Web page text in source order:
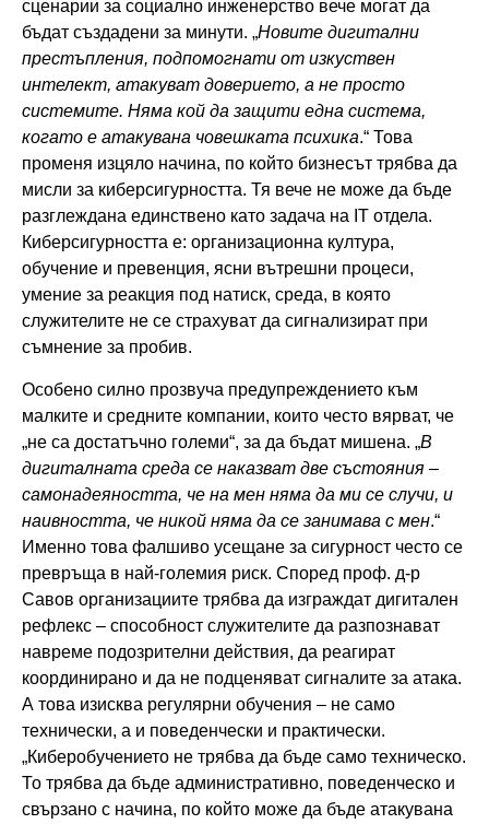
сценарии за социално инженерство вече могат да
бъдат създадени за минути. „Новите дигитални
престъпления, подпомогнати от изкуствен
интелект, атакуват доверието, а не просто
системите. Няма кой да защити една система,
когато е атакувана човешката психика.“ Това
променя изцяло начина, по който бизнесът трябва да
мисли за киберсигурността. Тя вече не може да бъде
разглеждана единствено като задача на IT отдела.
Киберсигурността е: организационна култура,
обучение и превенция, ясни вътрешни процеси,
умение за реакция под натиск, среда, в която
служителите не се страхуват да сигнализират при
съмнение за пробив.
Особено силно прозвуча предупреждението към
малките и средните компании, които често вярват, че
„не са достатъчно големи“, за да бъдат мишена. „В
дигиталната среда се наказват две състояния –
самонадеяността, че на мен няма да ми се случи, и
наивността, че никой няма да се занимава с мен.“
Именно това фалшиво усещане за сигурност често се
превръща в най-големия риск. Според проф. д-р
Савов организациите трябва да изграждат дигитален
рефлекс – способност служителите да разпознават
навреме подозрителни действия, да реагират
координирано и да не подценяват сигналите за атака.
А това изисква регулярни обучения – не само
технически, а и поведенчески и практически.
„Киберобучението не трябва да бъде само техническо.
То трябва да бъде административно, поведенческо и
свързано с начина, по който може да бъде атакувана